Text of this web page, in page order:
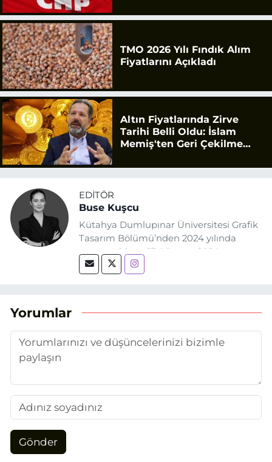
TMO 2026 Yılı Fındık Alım
Fiyatlarını Açıkladı
Altın Fiyatlarında Zirve
Tarihi Belli Oldu: İslam
Memiş'ten Geri Çekilme
EDITÖR
Buse Kuşcu
Kütahya Dumlupınar Üniversitesi Grafik
Tasarım Bölümü’nden 2024 yılında
mezun oldum. 17 Ağustos 2024
tarihinde, Grafik Tasarım alanında staj
adım attım.
Yorumlar
Gönder